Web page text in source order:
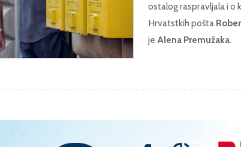
ostalog raspravljala i o
Hrvatstkih pošta
je Alena Premužaka.